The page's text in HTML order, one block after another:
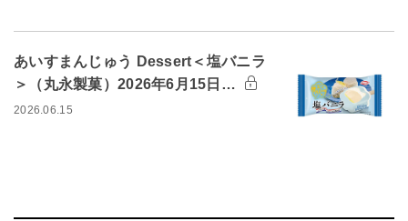
あいすまんじゅう Dessert＜塩バニラ
＞（丸永製菓）2026年6月15日…
2026.06.15